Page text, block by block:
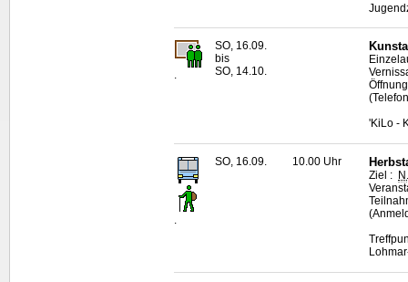
.
SO, 16.09.
bis
SO, 14.10.
'KiLo -
SO, 16.09. 10.00 Uhr
Ziel :